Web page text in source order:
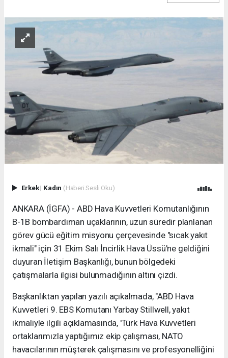
Erkek| Kadın (Haberi Sesli Oku)
ANKARA (İGFA) - ABD Hava Kuvvetleri Komutanlığının
B-1B bombardıman uçaklarının, uzun süredir planlanan
görev gücü eğitim misyonu çerçevesinde "sıcak yakıt
ikmali" için 31 Ekim Salı İncirlik Hava Üssü'ne geldiğini
duyuran İletişim Başkanlığı, bunun bölgedeki
çatışmalarla ilgisi bulunmadığının altını çizdi.
Başkanlıktan yapılan yazılı açıkalmada, "ABD Hava
Kuvvetleri 9. EBS Komutanı Yarbay Stillwell, yakıt
ikmaliyle ilgili açıklamasında, 'Türk Hava Kuvvetleri
ortaklarımızla yaptığımız ekip çalışması, NATO
havacılarının müşterek çalışmasını ve profesyonelliğini